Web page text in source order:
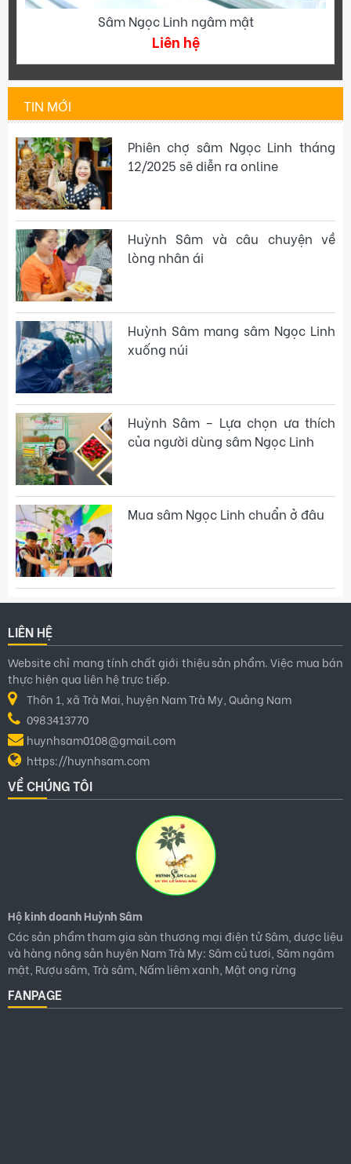
Sâm Ngọc Linh ngâm mật
Liên hệ
TIN MỚI
Phiên chợ sâm Ngọc Linh tháng
12/2025 sẽ diễn ra online
Huỳnh Sâm và câu chuyện về
lòng nhân ái
Huỳnh Sâm mang sâm Ngọc Linh
xuống núi
Huỳnh Sâm – Lựa chọn ưa thích
của người dùng sâm Ngọc Linh
Mua sâm Ngọc Linh chuẩn ở đâu
LIÊN HỆ
Website chỉ mang tính chất giới thiệu sản phẩm. Việc mua bán
thực hiện qua liên hệ trực tiếp.
Thôn 1, xã Trà Mai, huyện Nam Trà My, Quảng Nam
0983413770
huynhsam0108@gmail.com
https://huynhsam.com
VỀ CHÚNG TÔI
Hộ kinh doanh Huỳnh Sâm
Các sản phẩm tham gia sàn thương mại điện tử Sâm, dược liệu
và hàng nông sản huyện Nam Trà My: Sâm củ tươi, Sâm ngâm
mật, Rượu sâm, Trà sâm, Nấm liêm xanh, Mật ong rừng
FANPAGE